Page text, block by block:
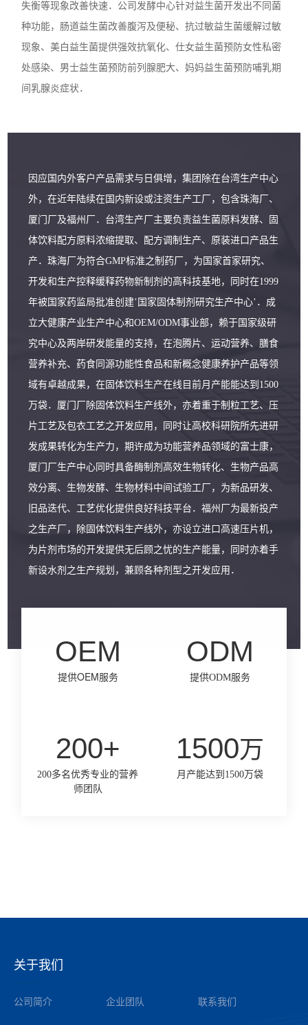
失衡等现象改善快速．公司发酵中心针对益生菌开发出不同菌
种功能，肠道益生菌改善腹泻及便秘、抗过敏益生菌缓解过敏
现象、美白益生菌提供强效抗氧化、仕女益生菌预防女性私密
处感染、男士益生菌预防前列腺肥大、妈妈益生菌预防哺乳期
间乳腺炎症状．
因应国内外客户产品需求与日俱增，集团除在台湾生产中心
外，在近年陆续在国内新设或注资生产工厂，包含珠海厂、
厦门厂及福州厂．台湾生产厂主要负责益生菌原料发酵、固
体饮料配方原料浓缩提取、配方调制生产、原装进口产品生
产．珠海厂为符合GMP标准之制药厂，为国家首家研究、
开发和生产控释缓释药物新制剂的高科技基地，同时在1999
年被国家药监局批准创建’国家固体制剂研究生产中心’．成
立大健康产业生产中心和OEM/ODM事业部，赖于国家级研
究中心及两岸研发能量的支持，在泡腾片、运动营养、膳食
营养补充、药食同源功能性食品和新概念健康养护产品等领
域有卓越成果，在固体饮料生产在线目前月产能能达到1500
万袋．厦门厂除固体饮料生产线外，亦着重于制粒工艺、压
片工艺及包衣工艺之开发应用，同时让高校科研院所先进研
发成果转化为生产力，期许成为功能营养品领域的富士康，
厦门厂生产中心同时具备酶制剂高效生物转化、生物产品高
效分离、生物发酵、生物材料中间试验工厂，为新品研发、
旧品迭代、工艺优化提供良好科技平台．福州厂为最新投产
之生产厂，除固体饮料生产线外，亦设立进口高速压片机，
为片剂市场的开发提供无后顾之忧的生产能量，同时亦着手
新设水剂之生产规划，兼顾各种剂型之开发应用．
OEM
提供OEM服务
ODM
提供ODM服务
200+
200多名优秀专业的营养
师团队
1500万
月产能达到1500万袋
关于我们
公司简介 企业团队 联系我们